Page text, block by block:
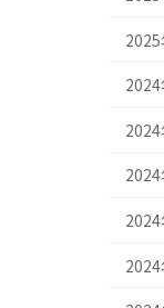
2025
2024
2024